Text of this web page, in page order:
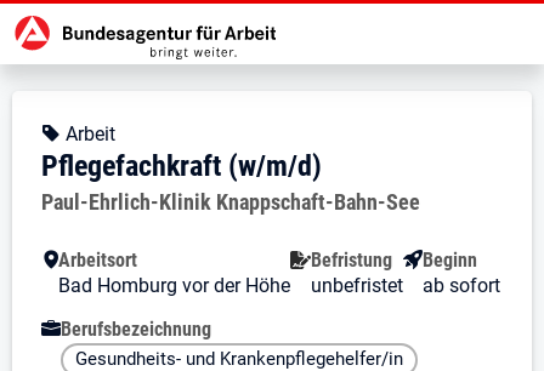
Zur Jobsuche Startseite
Stellendetails zu:
Pflegefachkraft (w/m/d)
Pflegefachkraft (w/m/d)
Kopfbereich
Angebotsart:
Arbeit
Pflegefachkraft (w/m/d)
Arbeitgeber:
Paul-Ehrlich-Klinik Knappschaft-Bahn-See
Besondere Merkmale
Arbeitsort
Bad Homburg vor der Höhe
Befristung
unbefristet
Beginn
ab sofort
Berufsbezeichnung
Gesundheits- und Krankenpflegehelfer/in